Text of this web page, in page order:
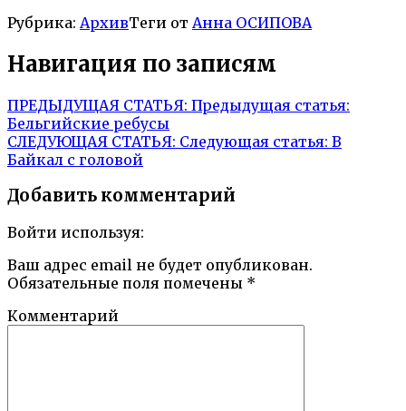
Рубрика: АрхивТеги от Анна ОСИПОВА
Навигация по записям
ПРЕДЫДУЩАЯ СТАТЬЯ: Предыдущая статья:
Бельгийские ребусы
СЛЕДУЮЩАЯ СТАТЬЯ: Следующая статья: В
Байкал с головой
Добавить комментарий
Войти используя:
Ваш адрес email не будет опубликован.
Обязательные поля помечены *
Комментарий